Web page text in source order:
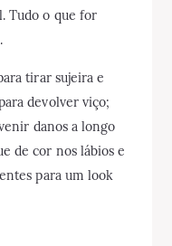
Tudo o que for
tirar sujeira e
devolver viço;
danos a longo
de cor nos lábios e
para um look